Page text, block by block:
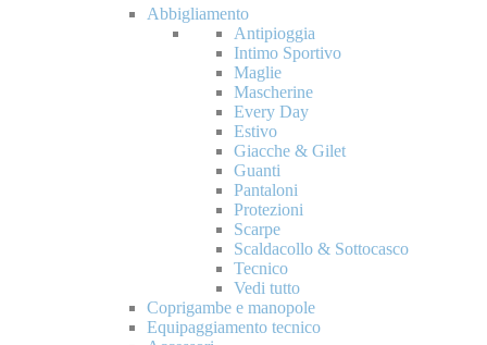
Abbigliamento
Antipioggia
Intimo Sportivo
Maglie
Mascherine
Every Day
Estivo
Giacche & Gilet
Guanti
Pantaloni
Protezioni
Scarpe
Scaldacollo & Sottocasco
Tecnico
Vedi tutto
Coprigambe e manopole
Equipaggiamento tecnico